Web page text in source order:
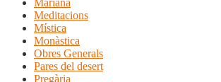
Mariana
Meditacions
Mística
Monàstica
Obres Generals
Pares del desert
Pregària